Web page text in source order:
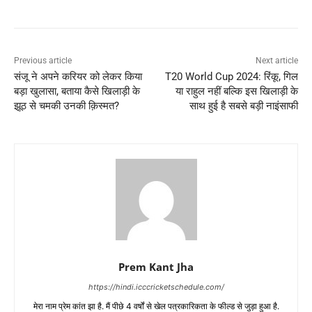
Previous article
संजू ने अपने करियर को लेकर किया
बड़ा खुलासा, बताया कैसे खिलाड़ी के
झूठ से चमकी उनकी क़िस्मत?
Next article
T20 World Cup 2024: रिंकू, गिल
या राहुल नहीं बल्कि इस खिलाड़ी के
साथ हुई है सबसे बड़ी नाइंसाफी
Prem Kant Jha
https://hindi.icccricketschedule.com/
मेरा नाम प्रेम कांत झा है. मैं पीछे 4 वर्षों से खेल पत्रकारिकता के फील्ड से जुड़ा हुआ है.